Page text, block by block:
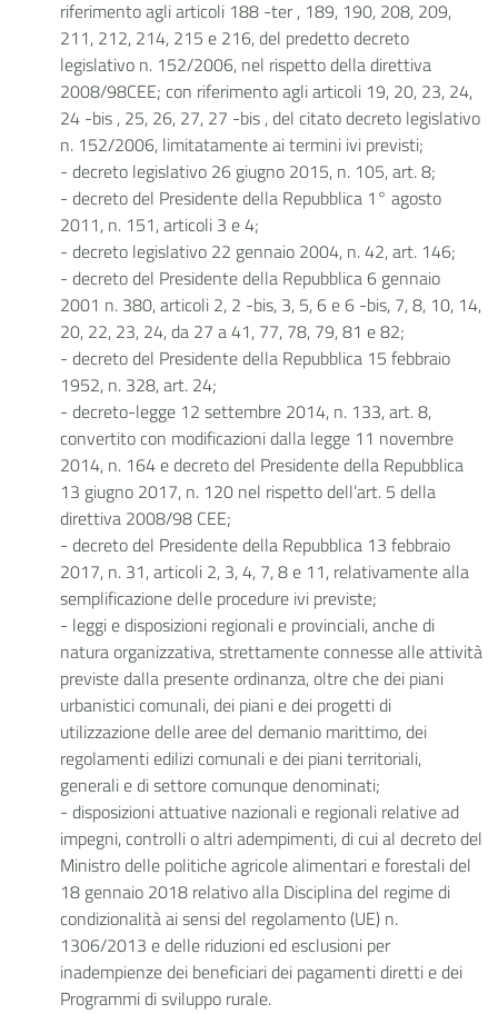
riferimento agli articoli 188 -ter , 189, 190, 208, 209,
211, 212, 214, 215 e 216, del predetto decreto
legislativo n. 152/2006, nel rispetto della direttiva
2008/98CEE; con riferimento agli articoli 19, 20, 23, 24,
24 -bis , 25, 26, 27, 27 -bis , del citato decreto legislativo
n. 152/2006, limitatamente ai termini ivi previsti;
- decreto legislativo 26 giugno 2015, n. 105, art. 8;
- decreto del Presidente della Repubblica 1° agosto
2011, n. 151, articoli 3 e 4;
- decreto legislativo 22 gennaio 2004, n. 42, art. 146;
- decreto del Presidente della Repubblica 6 gennaio
2001 n. 380, articoli 2, 2 -bis, 3, 5, 6 e 6 -bis, 7, 8, 10, 14,
20, 22, 23, 24, da 27 a 41, 77, 78, 79, 81 e 82;
- decreto del Presidente della Repubblica 15 febbraio
1952, n. 328, art. 24;
- decreto-legge 12 settembre 2014, n. 133, art. 8,
convertito con modificazioni dalla legge 11 novembre
2014, n. 164 e decreto del Presidente della Repubblica
13 giugno 2017, n. 120 nel rispetto dell’art. 5 della
direttiva 2008/98 CEE;
- decreto del Presidente della Repubblica 13 febbraio
2017, n. 31, articoli 2, 3, 4, 7, 8 e 11, relativamente alla
semplificazione delle procedure ivi previste;
- leggi e disposizioni regionali e provinciali, anche di
natura organizzativa, strettamente connesse alle attività
previste dalla presente ordinanza, oltre che dei piani
urbanistici comunali, dei piani e dei progetti di
utilizzazione delle aree del demanio marittimo, dei
regolamenti edilizi comunali e dei piani territoriali,
generali e di settore comunque denominati;
- disposizioni attuative nazionali e regionali relative ad
impegni, controlli o altri adempimenti, di cui al decreto del
Ministro delle politiche agricole alimentari e forestali del
18 gennaio 2018 relativo alla Disciplina del regime di
condizionalità ai sensi del regolamento (UE) n.
1306/2013 e delle riduzioni ed esclusioni per
inadempienze dei beneficiari dei pagamenti diretti e dei
Programmi di sviluppo rurale.